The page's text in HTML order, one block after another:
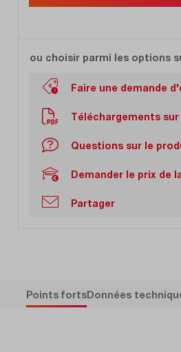
ou choisir parmi les options
Faire une demande
Téléchargements
Questions sur le
Demander le prix de
Partager
Points fortsDonnées